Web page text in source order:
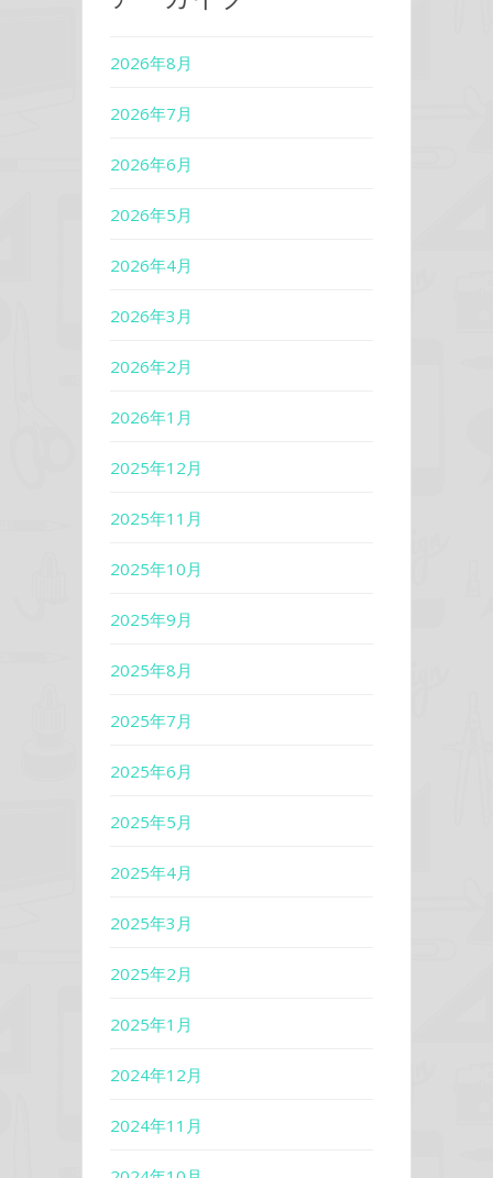
2026年8月
2026年7月
2026年6月
2026年5月
2026年4月
2026年3月
2026年2月
2026年1月
2025年12月
2025年11月
2025年10月
2025年9月
2025年8月
2025年7月
2025年6月
2025年5月
2025年4月
2025年3月
2025年2月
2025年1月
2024年12月
2024年11月